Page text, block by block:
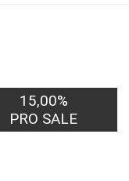
15,00%
PRO SALE